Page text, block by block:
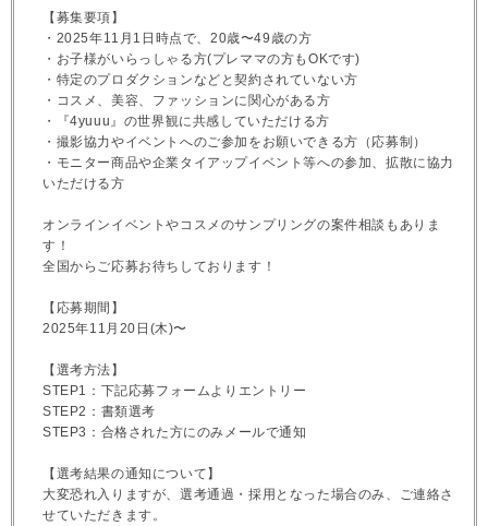
【募集要項】
・2025年11月1日時点で、20歳〜49歳の方
・お子様がいらっしゃる方(プレママの方もOKです)
・特定のプロダクションなどと契約されていない方
・コスメ、美容、ファッションに関心がある方
・『4yuuu』の世界観に共感していただける方
・撮影協力やイベントへのご参加をお願いできる方（応募制）
・モニター商品や企業タイアップイベント等への参加、拡散に協力
いただける方
オンラインイベントやコスメのサンプリングの案件相談もありま
す！
全国からご応募お待ちしております！
【応募期間】
2025年11月20日(木)〜
【選考方法】
STEP1：下記応募フォームよりエントリー
STEP2：書類選考
STEP3：合格された方にのみメールで通知
【選考結果の通知について】
大変恐れ入りますが、選考通過・採用となった場合のみ、ご連絡さ
せていただきます。